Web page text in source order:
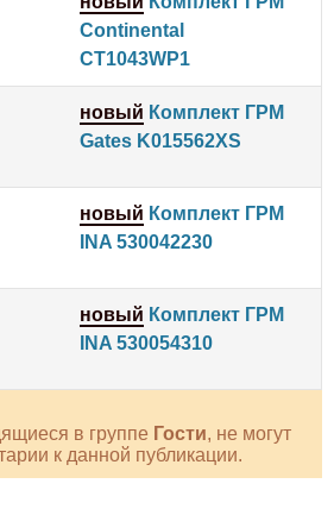
Continental
CT1043WP1
новый Комплект ГРМ
Gates K015562XS
новый Комплект ГРМ
INA 530042230
новый Комплект ГРМ
INA 530054310
в группе Гости, не могут
к данной публикации.